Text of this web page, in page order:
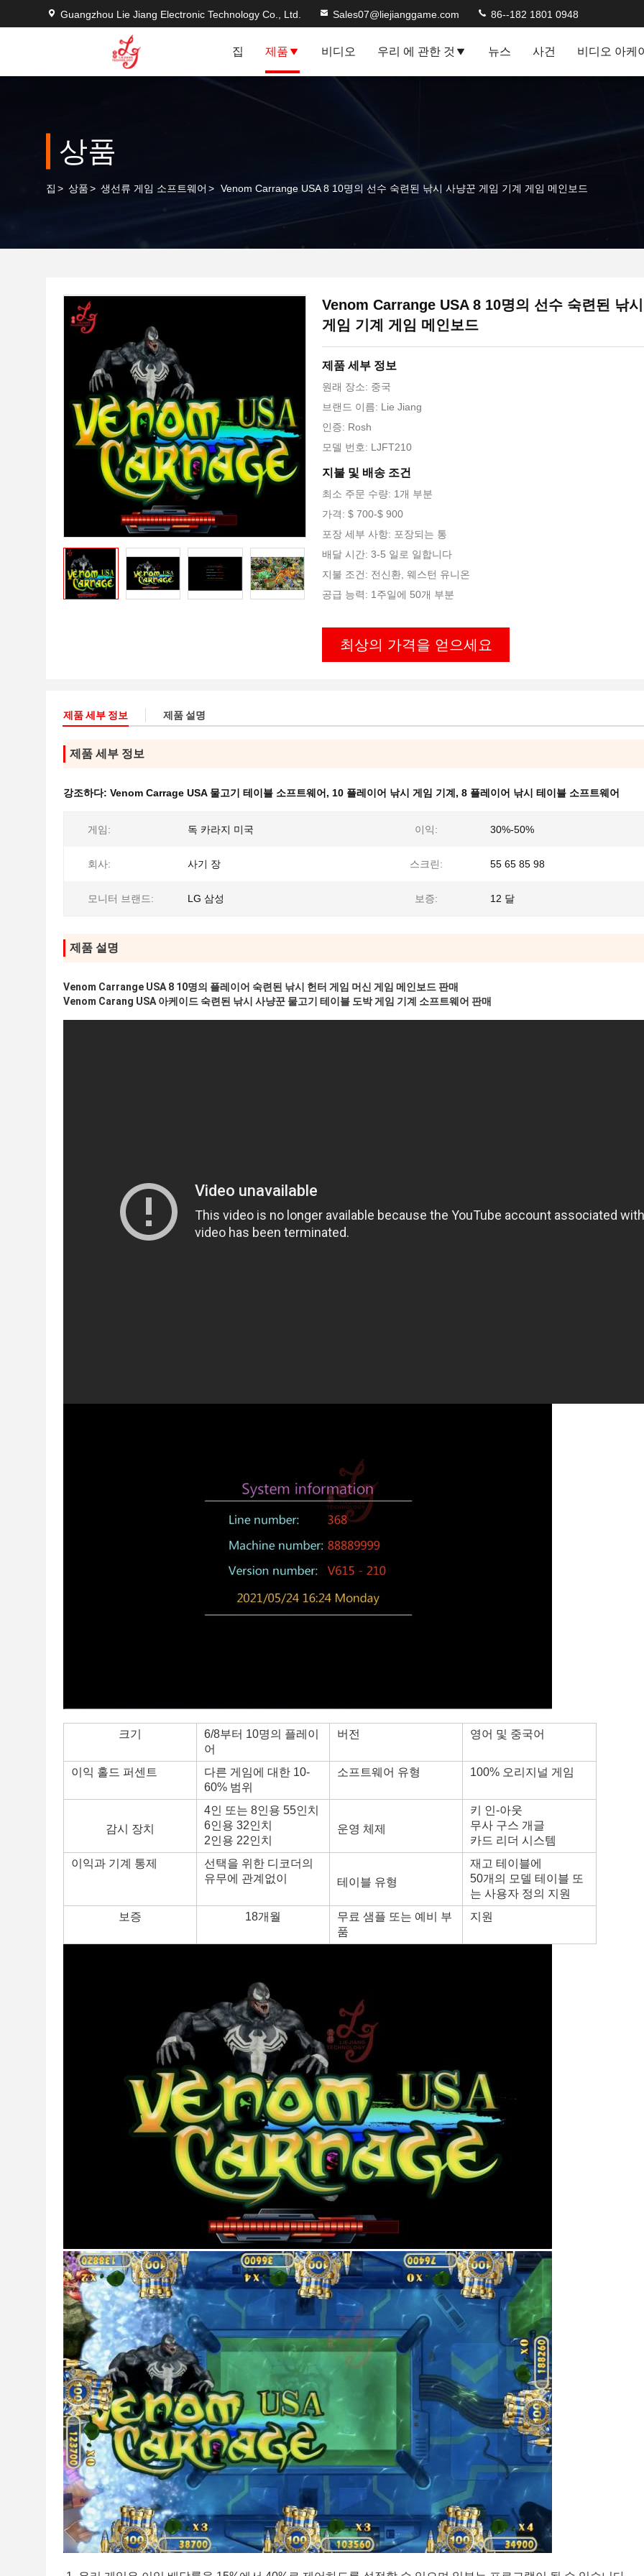
Guangzhou Lie Jiang Electronic Technology Co., Ltd. Sales07@liejianggame.com 86--182 1801 0948
집 제품 비디오 우리 에 관한 것 뉴스 사건 비디오 아케
상품
집 > 상품> 생선류 게임 소프트웨어 > Venom Carrange USA 8 10명의 선수 숙련된 낚시 사냥꾼 게임 기계 게임 메인보드
Venom Carrange USA 8 10명의 선수 숙련된 낚
게임 기계 게임 메인보드
제품 세부 정보
원래 장소: 중국
브랜드 이름: Lie Jiang
인증: Rosh
모델 번호: LJFT210
지불 및 배송 조건
최소 주문 수량: 1개 부분
가격: $ 700-$ 900
포장 세부 사항: 포장되는 통
배달 시간: 3-5 일로 일합니다
지불 조건: 전신환, 웨스턴 유니온
공급 능력: 1주일에 50개 부분
최상의 가격을 얻으세요
제품 세부 정보 제품 설명
제품 세부 정보
강조하다: Venom Carrage USA 물고기 테이블 소프트웨어 , 10 플레이어 낚시 게임 기계 , 8 플레이어 낚시 테이블 소프트웨어
게임: 독 카라지 미국 이익: 30%-50%
회사: 사기 장 스크린: 55 65 85 98
모니터 브랜드: LG 삼성 보증: 12 달
제품 설명
Venom Carrange USA 8 10명의 플레이어 숙련된 낚시 헌터 게임 머신 게임 메인보드 판매
Venom Carang USA 아케이드 숙련된 낚시 사냥꾼 물고기 테이블 도박 게임 기계 소프트웨어 판매
크기
6/8부터 10명의 플레이
어
버전 영어 및 중국어
이익 홀드 퍼센트
다른 게임에 대한 10-
60% 범위
소프트웨어 유형 100% 오리지널 게임
감시 장치
4인 또는 8인용 55인치
6인용 32인치
2인용 22인치
운영 체제
키 인-아웃
무사 구스 개글
카드 리더 시스템
이익과 기계 통제
선택을 위한 디코더의
유무에 관계없이
테이블 유형
재고 테이블에
50개의 모델 테이블 또
는 사용자 정의 지원
보증
18개월
무료 샘플 또는 예비 부
품
지원